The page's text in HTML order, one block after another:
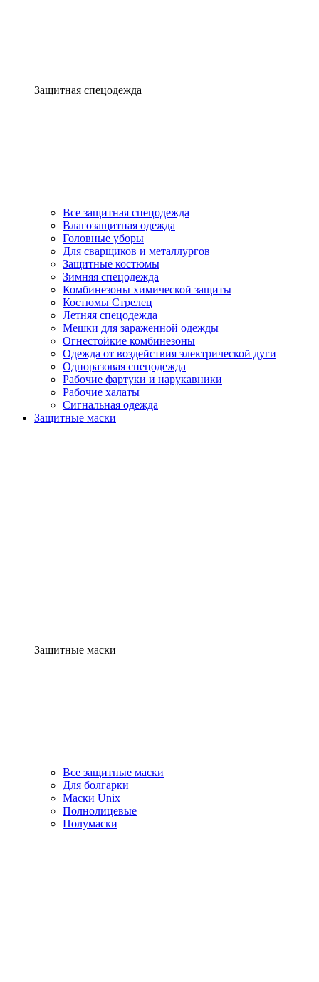
Защитная спецодежда
Все защитная спецодежда
Влагозащитная одежда
Головные уборы
Для сварщиков и металлургов
Защитные костюмы
Зимняя спецодежда
Комбинезоны химической защиты
Костюмы Стрелец
Летняя спецодежда
Мешки для зараженной одежды
Огнестойкие комбинезоны
Одежда от воздействия электрической дуги
Одноразовая спецодежда
Рабочие фартуки и нарукавники
Рабочие халаты
Сигнальная одежда
Защитные маски
Защитные маски
Все защитные маски
Для болгарки
Маски Unix
Полнолицевые
Полумаски